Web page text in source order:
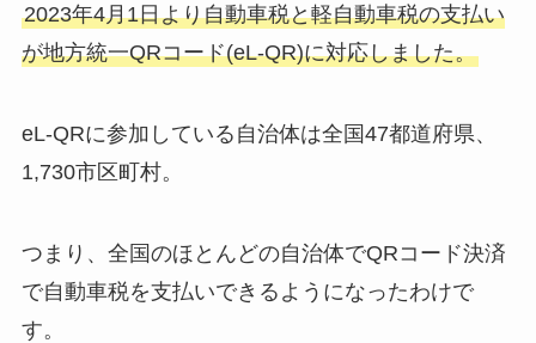
2023年4月1日より自動車税と軽自動車税の支払い
が地方統一QRコード(eL-QR)に対応しました。
eL-QRに参加している自治体は全国47都道府県、
1,730市区町村。
つまり、全国のほとんどの自治体でQRコード決済
で自動車税を支払いできるようになったわけで
す。